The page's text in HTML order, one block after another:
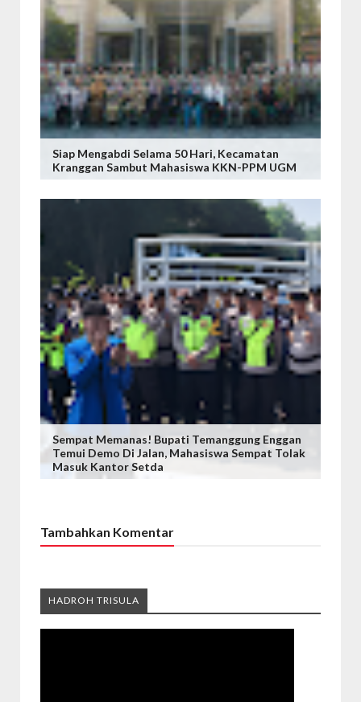
Siap Mengabdi Selama 50 Hari, Kecamatan
Kranggan Sambut Mahasiswa KKN-PPM UGM
Sempat Memanas! Bupati Temanggung Enggan
Temui Demo Di Jalan, Mahasiswa Sempat Tolak
Masuk Kantor Setda
Tambahkan Komentar
HADROH TRISULA